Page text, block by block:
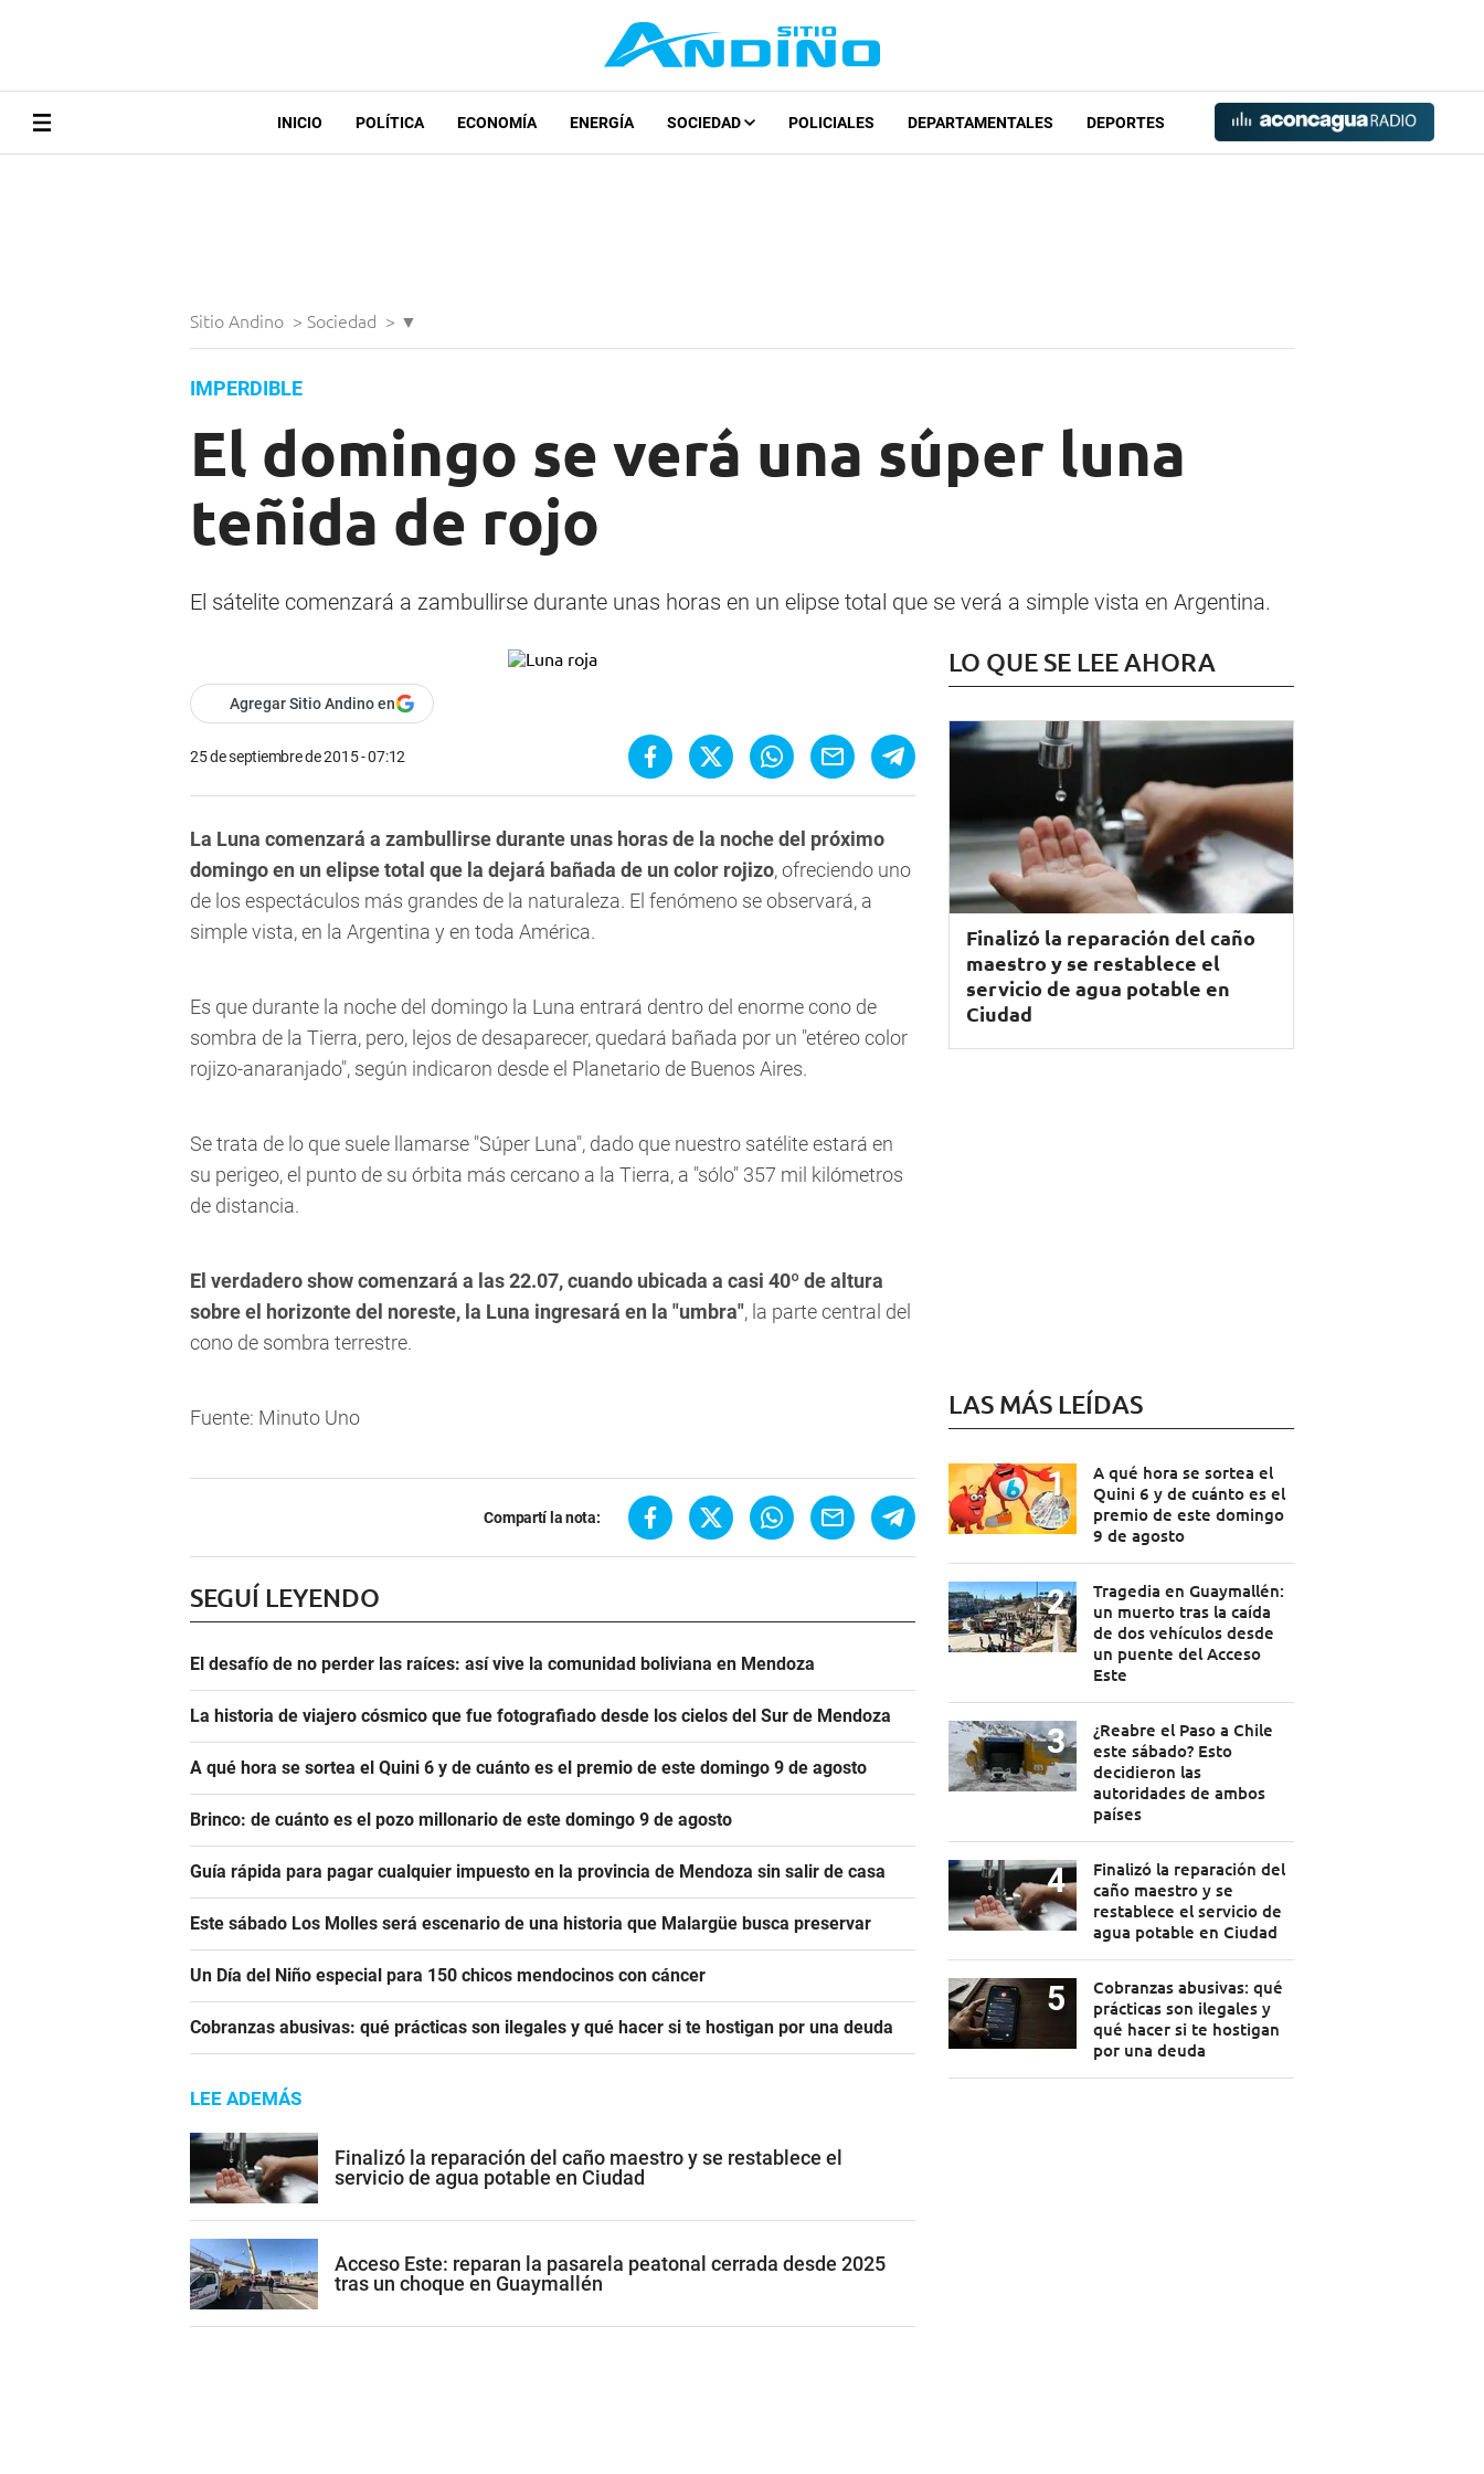
INICIO POLÍTICA ECONOMÍA ENERGÍA SOCIEDAD POLICIALES DEPARTAMENTALES DEPORTES
Sitio Andino > Sociedad > ▼
IMPERDIBLE
El domingo se verá una súper luna
teñida de rojo
El sátelite comenzará a zambullirse durante unas horas en un elipse total que se verá a simple vista en Argentina.
Agregar Sitio Andino en
25 de septiembre de 2015 - 07:12
La Luna comenzará a zambullirse durante unas horas de la noche del próximo
domingo en un elipse total que la dejará bañada de un color rojizo, ofreciendo uno
de los espectáculos más grandes de la naturaleza. El fenómeno se observará, a
simple vista, en la Argentina y en toda América.
Es que durante la noche del domingo la Luna entrará dentro del enorme cono de
sombra de la Tierra, pero, lejos de desaparecer, quedará bañada por un "etéreo color
rojizo-anaranjado", según indicaron desde el Planetario de Buenos Aires.
Se trata de lo que suele llamarse "Súper Luna", dado que nuestro satélite estará en
su perigeo, el punto de su órbita más cercano a la Tierra, a "sólo" 357 mil kilómetros
de distancia.
El verdadero show comenzará a las 22.07, cuando ubicada a casi 40º de altura
sobre el horizonte del noreste, la Luna ingresará en la "umbra", la parte central del
cono de sombra terrestre.
Fuente: Minuto Uno
Compartí la nota:
SEGUÍ LEYENDO
El desafío de no perder las raíces: así vive la comunidad boliviana en Mendoza
La historia de viajero cósmico que fue fotografiado desde los cielos del Sur de Mendoza
A qué hora se sortea el Quini 6 y de cuánto es el premio de este domingo 9 de agosto
Brinco: de cuánto es el pozo millonario de este domingo 9 de agosto
Guía rápida para pagar cualquier impuesto en la provincia de Mendoza sin salir de casa
Este sábado Los Molles será escenario de una historia que Malargüe busca preservar
Un Día del Niño especial para 150 chicos mendocinos con cáncer
Cobranzas abusivas: qué prácticas son ilegales y qué hacer si te hostigan por una deuda
LEE ADEMÁS
Finalizó la reparación del caño maestro y se restablece el
servicio de agua potable en Ciudad
Acceso Este: reparan la pasarela peatonal cerrada desde 2025
tras un choque en Guaymallén
LO QUE SE LEE AHORA
Finalizó la reparación del caño
maestro y se restablece el
servicio de agua potable en
Ciudad
LAS MÁS LEÍDAS
A qué hora se sortea el
Quini 6 y de cuánto es el
premio de este domingo
9 de agosto
Tragedia en Guaymallén:
un muerto tras la caída
de dos vehículos desde
un puente del Acceso
Este
¿Reabre el Paso a Chile
este sábado? Esto
decidieron las
autoridades de ambos
países
Finalizó la reparación del
caño maestro y se
restablece el servicio de
agua potable en Ciudad
Cobranzas abusivas: qué
prácticas son ilegales y
qué hacer si te hostigan
por una deuda